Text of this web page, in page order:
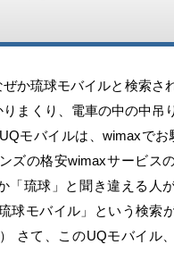
か琉球モバイルと検索さ
まくり、電車の中の中吊
モバイルは、wimaxでお
ズの格安wimaxサービス
「琉球」と聞き違える人
球モバイル」という検索
さて、このUQモバイル